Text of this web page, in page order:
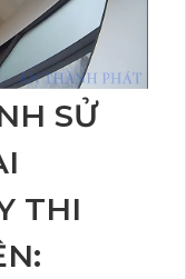
SỬ
THI